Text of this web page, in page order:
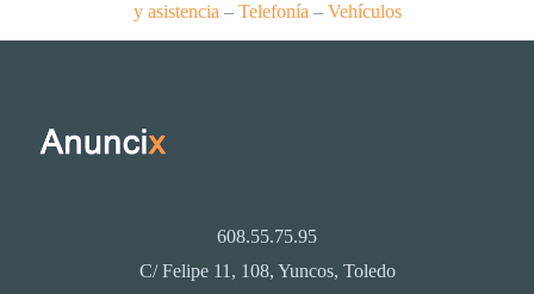
y asistencia – Telefonía – Vehículos
608.55.75.95
C/ Felipe 11, 108, Yuncos, Toledo